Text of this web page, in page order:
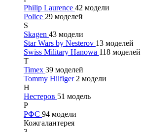
Philip Laurence 42 модели
Police 29 моделей
S
Skagen 43 модели
Star Wars by Nesterov 13 моделей
Swiss Military Hanowa 118 моделей
T
Timex 39 моделей
Tommy Hilfiger 2 модели
Н
Нестеров 51 модель
Р
РФС 94 модели
Кожгалантерея